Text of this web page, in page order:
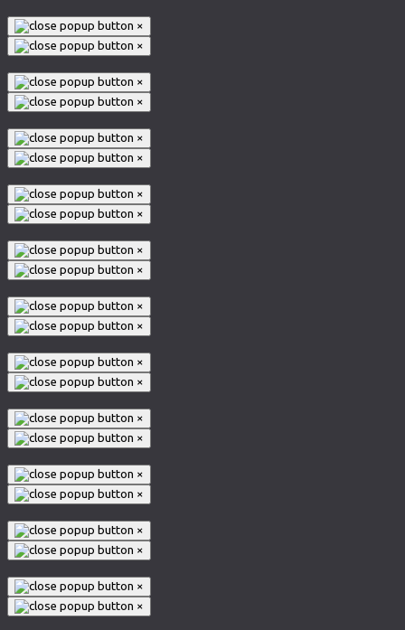
×
×
×
×
×
×
×
×
×
×
×
×
×
×
×
×
×
×
×
×
×
×